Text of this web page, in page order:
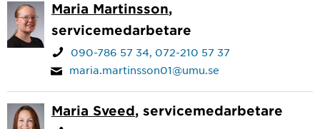
Maria Martinsson,
servicemedarbetare
090-786 57 34 072-210 57 37
maria.martinsson01@umu.se
Maria Sveed, servicemedarbetare